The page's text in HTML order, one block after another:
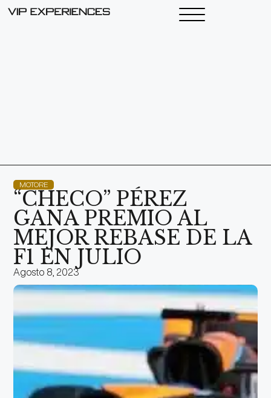
MOTORE
“CHECO” PÉREZ
GANA PREMIO AL
MEJOR REBASE DE LA
F1 EN JULIO
Agosto 8, 2023